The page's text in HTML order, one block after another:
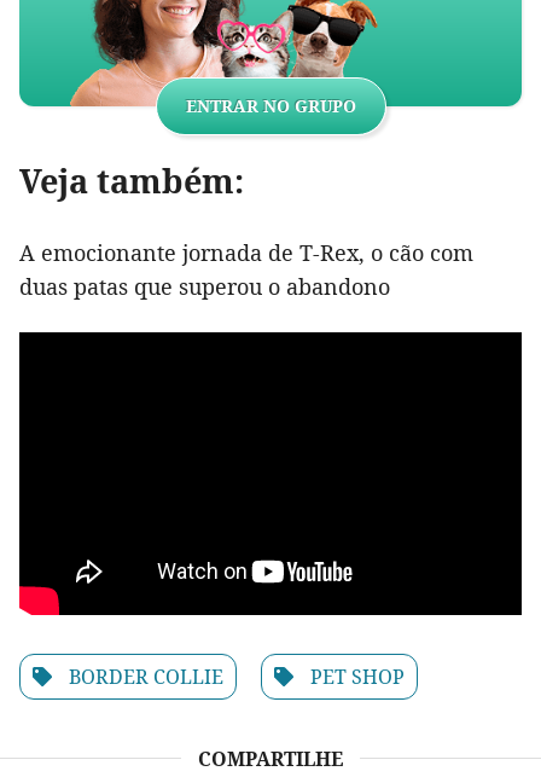
ENTRAR NO GRUPO
Veja também:
A emocionante jornada de T-Rex, o cão com
duas patas que superou o abandono
BORDER COLLIE PET SHOP
COMPARTILHE